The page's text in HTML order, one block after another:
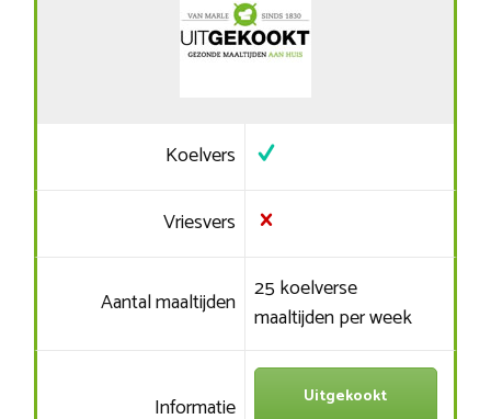
Koelvers
Vriesvers
Aantal maaltijden 25 koelverse
maaltijden per week
Informatie Uitgekookt